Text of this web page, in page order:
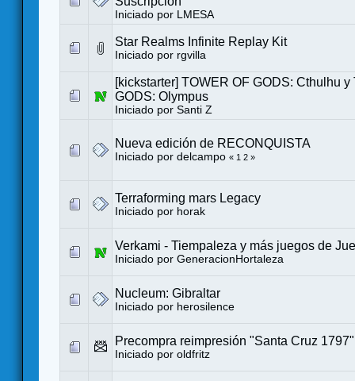
Iniciado por LMESA
Star Realms Infinite Replay Kit
Iniciado por rgvilla
[kickstarter] TOWER OF GODS: Cthulhu y
GODS: Olympus
Iniciado por Santi Z
Nueva edición de RECONQUISTA
Iniciado por delcampo « 1 2 »
Terraforming mars Legacy
Iniciado por horak
Verkami - Tiempaleza y más juegos de
Iniciado por GeneracionHortaleza
Nucleum: Gibraltar
Iniciado por herosilence
Precompra reimpresión "Santa Cruz 1797"
Iniciado por oldfritz